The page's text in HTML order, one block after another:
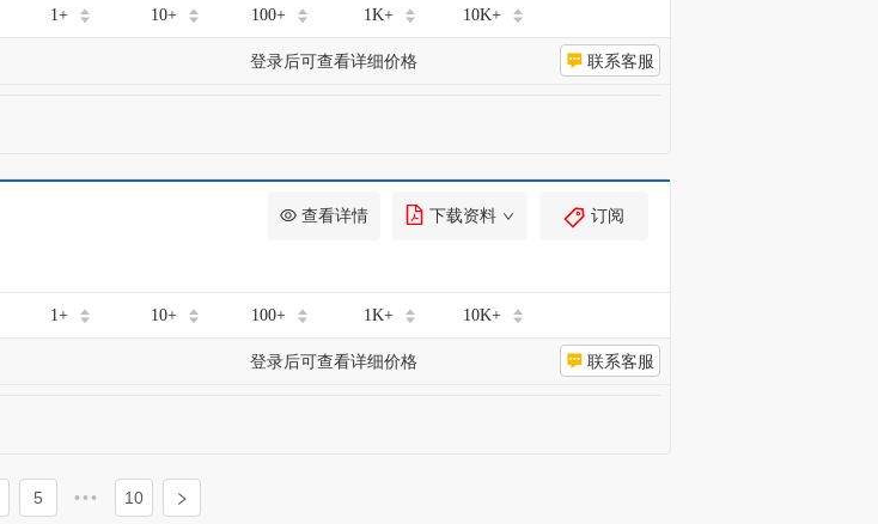
1+ 10+ 100+ 1K+ 10K+
登录后可查看详细价格 联系客服
查看详情 下载资料 订阅
1+ 10+ 100+ 1K+ 10K+
登录后可查看详细价格 联系客服
5 ••• 10